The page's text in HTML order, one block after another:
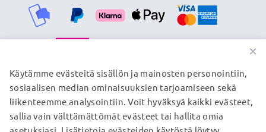
TOIMITUSKUMPPANIMME
© subtel.fi 2026
×
Käytämme evästeitä sisällön ja mainosten personointiin,
sosiaalisen median ominaisuuksien tarjoamiseen sekä
liikenteemme analysointiin. Voit hyväksyä kaikki evästeet,
sallia vain välttämättömät evästeet tai hallita omia